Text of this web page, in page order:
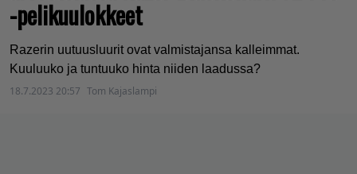
-pelikuulokkeet
Razerin uutuusluurit ovat valmistajansa kalleimmat.
Kuuluuko ja tuntuuko hinta niiden laadussa?
18.7.2023 20:57 Tom Kajaslampi